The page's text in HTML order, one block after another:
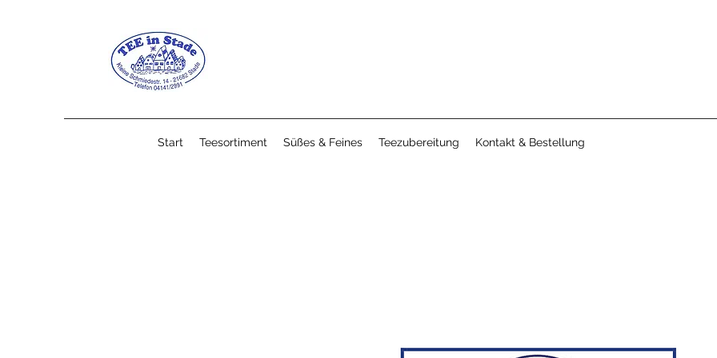
Start Teesortiment Süßes & Feines Teezubereitung Kontakt & Bestellung